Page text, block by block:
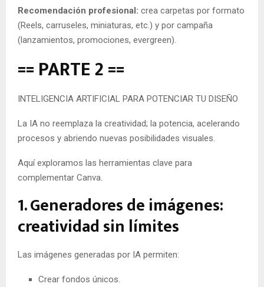
Recomendación profesional: crea carpetas por formato
(Reels, carruseles, miniaturas, etc.) y por campaña
(lanzamientos, promociones, evergreen).
== PARTE 2 ==
INTELIGENCIA ARTIFICIAL PARA POTENCIAR TU DISEÑO
La IA no reemplaza la creatividad; la potencia, acelerando
procesos y abriendo nuevas posibilidades visuales.
Aquí exploramos las herramientas clave para
complementar Canva.
1. Generadores de imágenes:
creatividad sin límites
Las imágenes generadas por IA permiten:
Crear fondos únicos.